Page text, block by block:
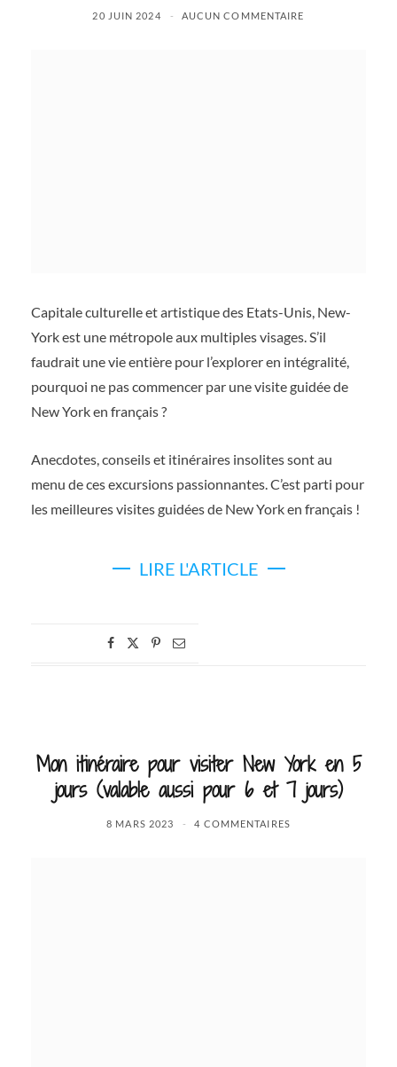
20 JUIN 2024 AUCUN COMMENTAIRE
Capitale culturelle et artistique des Etats-Unis, New-
York est une métropole aux multiples visages. S’il
faudrait une vie entière pour l’explorer en intégralité,
pourquoi ne pas commencer par une visite guidée de
New York en français ?
Anecdotes, conseils et itinéraires insolites sont au
menu de ces excursions passionnantes. C’est parti pour
les meilleures visites guidées de New York en français !
LIRE L'ARTICLE
Mon itinéraire pour visiter New York en 5
jours (valable aussi pour 6 et 7 jours)
8 MARS 2023 4 COMMENTAIRES